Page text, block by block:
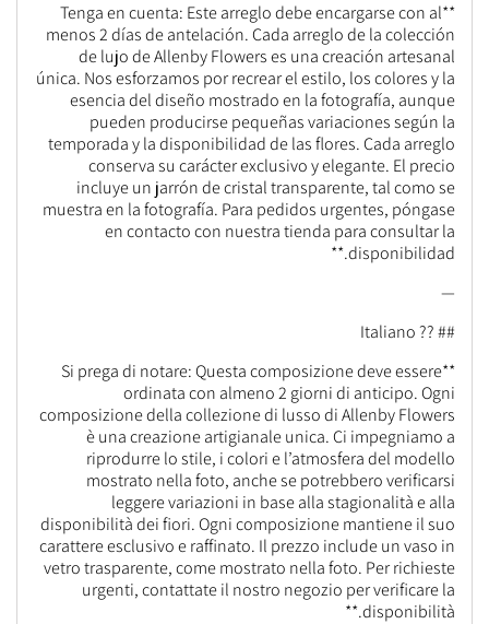
**Tenga en cuenta: Este arreglo debe encargarse con al
menos 2 días de antelación. Cada arreglo de la colección
de lujo de Allenby Flowers es una creación artesanal
única. Nos esforzamos por recrear el estilo, los colores y la
esencia del diseño mostrado en la fotografía, aunque
pueden producirse pequeñas variaciones según la
temporada y la disponibilidad de las flores. Cada arreglo
conserva su carácter exclusivo y elegante. El precio
incluye un jarrón de cristal transparente, tal como se
muestra en la fotografía. Para pedidos urgentes, póngase
en contacto con nuestra tienda para consultar la
disponibilidad.**
—
## ?? Italiano
**Si prega di notare: Questa composizione deve essere
ordinata con almeno 2 giorni di anticipo. Ogni
composizione della collezione di lusso di Allenby Flowers
è una creazione artigianale unica. Ci impegniamo a
riprodurre lo stile, i colori e l’atmosfera del modello
mostrato nella foto, anche se potrebbero verificarsi
leggere variazioni in base alla stagionalità e alla
disponibilità dei fiori. Ogni composizione mantiene il suo
carattere esclusivo e raffinato. Il prezzo include un vaso in
vetro trasparente, come mostrato nella foto. Per richieste
urgenti, contattate il nostro negozio per verificare la
disponibilità.**